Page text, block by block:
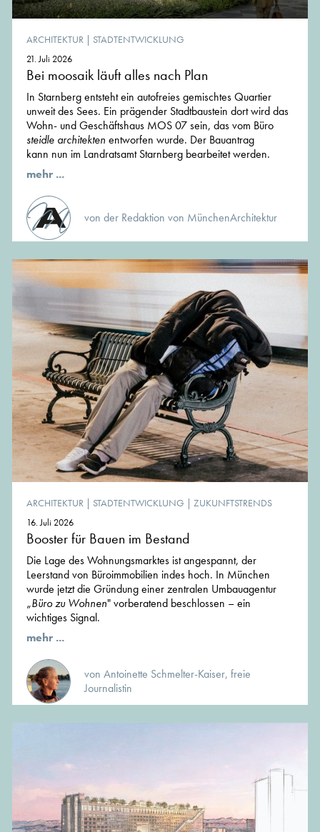
ARCHITEKTUR | STADTENTWICKLUNG
21. Juli 2026
Bei moosaik läuft alles nach Plan
In Starnberg entsteht ein autofreies gemischtes Quartier
unweit des Sees. Ein prägender Stadtbaustein dort wird das
Wohn- und Geschäftshaus MOS 07 sein, das vom Büro
steidle architekten entworfen wurde. Der Bauantrag
kann nun im Landratsamt Starnberg bearbeitet werden.
mehr ...
von der Redaktion von MünchenArchitektur
ARCHITEKTUR | STADTENTWICKLUNG | ZUKUNFTSTRENDS
16. Juli 2026
Booster für Bauen im Bestand
Die Lage des Wohnungsmarktes ist angespannt, der
Leerstand von Büroimmobilien indes hoch. In München
wurde jetzt die Gründung einer zentralen Umbauagentur
„Büro zu Wohnen" vorberatend beschlossen – ein
wichtiges Signal.
mehr ...
von Antoinette Schmelter-Kaiser, freie
Journalistin